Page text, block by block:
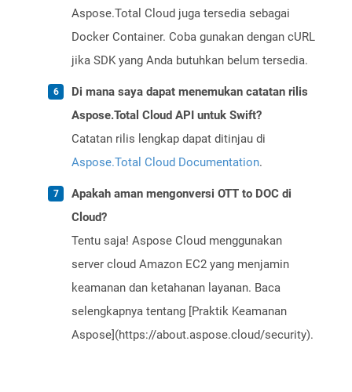
Aspose.Total Cloud juga tersedia sebagai
Docker Container. Coba gunakan dengan cURL
jika SDK yang Anda butuhkan belum tersedia.
Di mana saya dapat menemukan catatan rilis
Aspose.Total Cloud API untuk Swift?
Catatan rilis lengkap dapat ditinjau di
Aspose.Total Cloud Documentation.
Apakah aman mengonversi OTT to DOC di
Cloud?
Tentu saja! Aspose Cloud menggunakan
server cloud Amazon EC2 yang menjamin
keamanan dan ketahanan layanan. Baca
selengkapnya tentang [Praktik Keamanan
Aspose](https://about.aspose.cloud/security).